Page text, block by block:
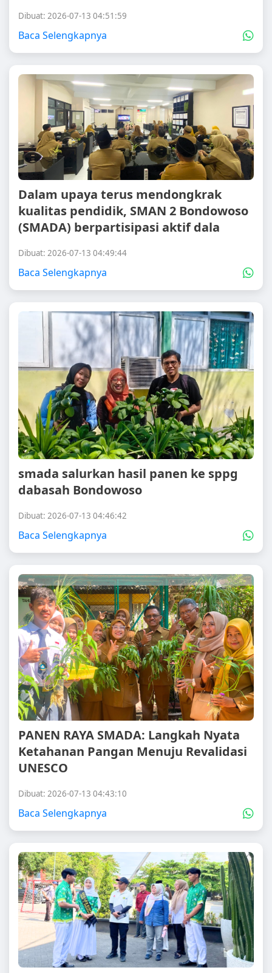
Dibuat: 2026-07-13 04:51:59
Baca Selengkapnya
Dalam upaya terus mendongkrak
kualitas pendidik, SMAN 2 Bondowoso
(SMADA) berpartisipasi aktif dala
Dibuat: 2026-07-13 04:49:44
Baca Selengkapnya
smada salurkan hasil panen ke sppg
dabasah Bondowoso
Dibuat: 2026-07-13 04:46:42
Baca Selengkapnya
PANEN RAYA SMADA: Langkah Nyata
Ketahanan Pangan Menuju Revalidasi
UNESCO
Dibuat: 2026-07-13 04:43:10
Baca Selengkapnya